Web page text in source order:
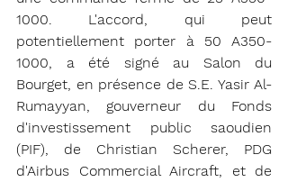
1000. L'accord, qui peut
potentiellement porter à 50 A350-
1000, a été signé au Salon du
Bourget, en présence de S.E. Yasir Al-
Rumayyan, gouverneur du Fonds
d'investissement public saoudien
(PIF), de Christian Scherer, PDG
d'Airbus Commercial Aircraft, et de